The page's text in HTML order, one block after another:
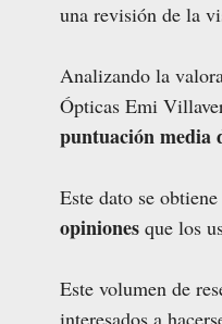
una revisión de la
Analizando la
Ópticas Emi
puntuación media
Este dato se
opiniones que los
Este volumen de